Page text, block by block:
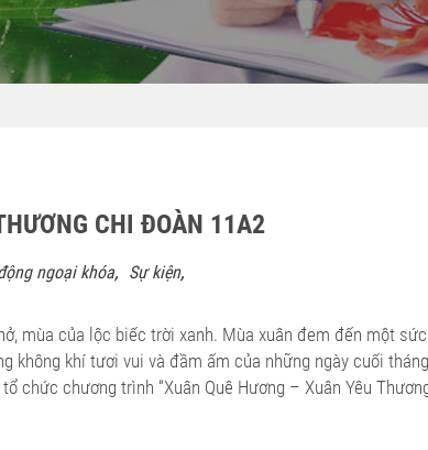
CHI ĐOÀN 11A2
ngoại khóa, Sự kiện,
mùa của lộc biếc trời xanh. Mùa xuân đem đến một
không khí tươi vui và đầm ấm của những ngày cuối
chức chương trình “Xuân Quê Hương – Xuân Yêu